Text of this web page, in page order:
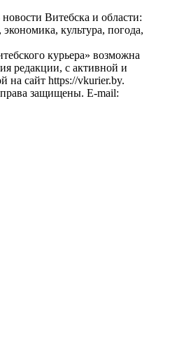
Витебска и области:
культура, погода,
курьера» возможна
редакции, с активной и
на сайт https://vkurier.by.
защищены. E-mail: